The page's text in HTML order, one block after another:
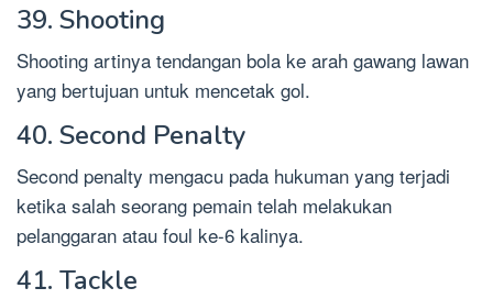
39. Shooting
Shooting artinya tendangan bola ke arah gawang lawan
yang bertujuan untuk mencetak gol.
40. Second Penalty
Second penalty mengacu pada hukuman yang terjadi
ketika salah seorang pemain telah melakukan
pelanggaran atau foul ke-6 kalinya.
41. Tackle